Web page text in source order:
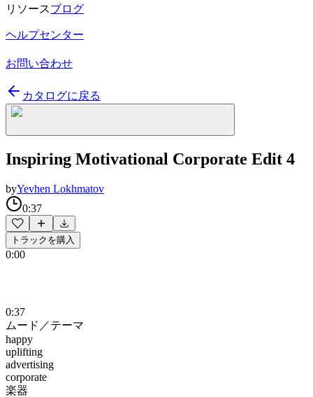
リソースブログ
ヘルプセンター
お問い合わせ
カタログに戻る
Inspiring Motivational Corporate Edit 4
byYevhen Lokhmatov
0:37
トラックを購入
0:00
0:37
ムード／テーマ
happy
uplifting
advertising
corporate
楽器